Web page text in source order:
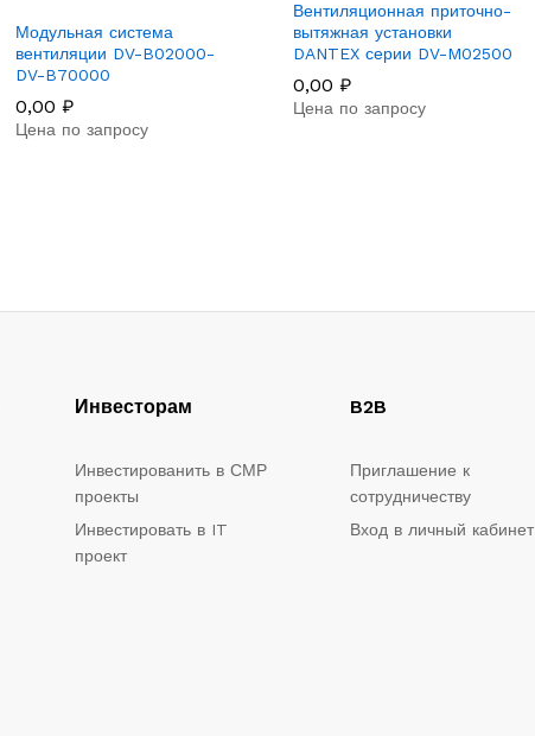
Модульная система
вентиляции DV-B02000-
DV-B70000
0,00 ₽
Цена по запросу
Вентиляционная приточно-
вытяжная установки
DANTEX серии DV-M02500
0,00 ₽
Цена по запросу
Инвесторам
Инвестированить в СМР
проекты
Инвестировать в IT
проект
B2B
Приглашение к
сотрудничеству
Вход в личный кабинет